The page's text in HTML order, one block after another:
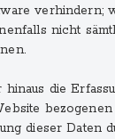
verhindern;
nicht
die
dieser Daten